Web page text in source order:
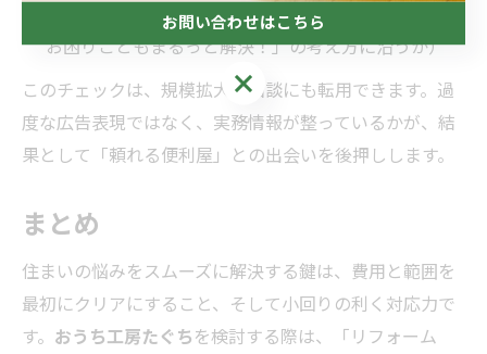
小規模案件への姿勢が読み取れる記述（「小さな
お困りごともまるっと解決！」の考え方に沿うか）
このチェックは、規模拡大の相談にも転用できます。過
度な広告表現ではなく、実務情報が整っているかが、結
果として「頼れる便利屋」との出会いを後押しします。
まとめ
住まいの悩みをスムーズに解決する鍵は、費用と範囲を
最初にクリアにすること、そして小回りの利く対応力で
す。 おうち工房たぐちを検討する際は、「リフォーム
お問い合わせはこちら
お問い合わせはこちら